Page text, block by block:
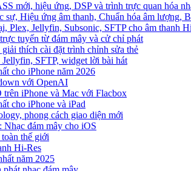
mới, hiệu ứng, DSP và trình trực quan hóa
sự, Hiệu ứng âm thanh, Chuẩn hóa âm lượng,
Plex, Jellyfin, Subsonic, SFTP cho âm thanh
tuyến từ đám mây và cử chỉ phát
thích cài đặt trình chỉnh sửa thẻ
SFTP, widget lời bài hát
cho iPhone năm 2026
với OpenAI
iPhone và Mac với Flacbox
cho iPhone và iPad
phong cách giao diện mới
Nhạc đám mây cho iOS
thế giới
Hi-Res
năm 2025